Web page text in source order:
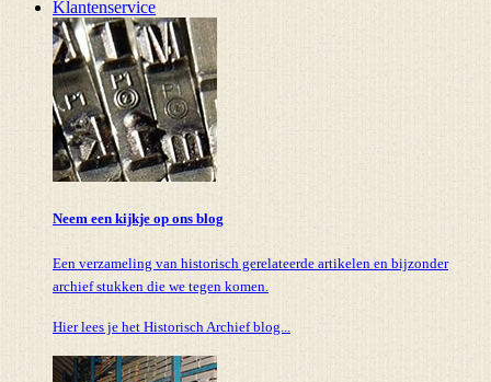
Klantenservice
Neem een kijkje op ons blog
Een verzameling van historisch gerelateerde artikelen en bijzonder
archief stukken die we tegen komen.
Hier lees je het Historisch Archief blog...